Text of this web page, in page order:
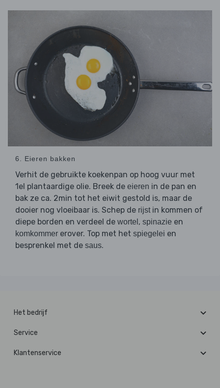
6. Eieren bakken
Verhit de gebruikte koekenpan op hoog vuur met
1el plantaardige olie. Breek de eieren in de pan en
bak ze ca. 2min tot het eiwit gestold is, maar de
dooier nog vloeibaar is. Schep de rijstin kommen of
diepe borden en verdeel de wortel , spinazie en
komkommer erover. Top met het spiegelei en
besprenkel met de saus.
Het bedrijf
Service
Klantenservice